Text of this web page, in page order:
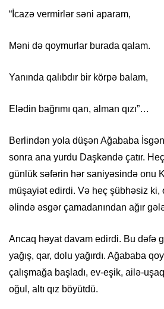
“İcazə vermirlər səni aparam,
Məni də qoymurlar burada qalam.
Yanında qalıbdır bir körpə balam,
Elədin bağrımı qan, alman qızı”…
Berlindən yola düşən Ağababa
sonra ana yurdu Daşkəndə çatır.
günlük səfərin hər saniyəsində onu
müşayiət edirdi. Və heç şübhəsiz ki,
əlində əsgər çamadanından ağır
Ancaq həyat davam edirdi. Bu dəfə
yağış, qar, dolu yağırdı. Ağababa
çalışmağa başladı, ev-eşik, ailə-
oğul, altı qız böyütdü.